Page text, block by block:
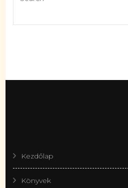
Kezdőlap
Könyvek